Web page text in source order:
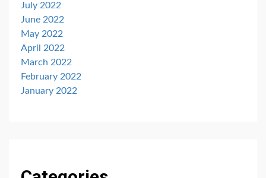
July 2022
June 2022
May 2022
April 2022
March 2022
February 2022
January 2022